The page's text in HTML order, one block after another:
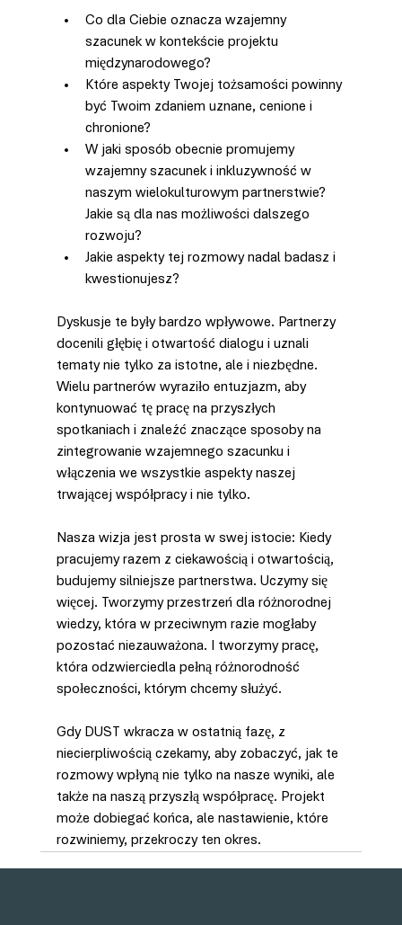
Co dla Ciebie oznacza wzajemny
szacunek w kontekście projektu
międzynarodowego?
Które aspekty Twojej tożsamości powinny
być Twoim zdaniem uznane, cenione i
chronione?
W jaki sposób obecnie promujemy
wzajemny szacunek i inkluzywność w
naszym wielokulturowym partnerstwie?
Jakie są dla nas możliwości dalszego
rozwoju?
Jakie aspekty tej rozmowy nadal badasz i
kwestionujesz?
Dyskusje te były bardzo wpływowe. Partnerzy
docenili głębię i otwartość dialogu i uznali
tematy nie tylko za istotne, ale i niezbędne.
Wielu partnerów wyraziło entuzjazm, aby
kontynuować tę pracę na przyszłych
spotkaniach i znaleźć znaczące sposoby na
zintegrowanie wzajemnego szacunku i
włączenia we wszystkie aspekty naszej
trwającej współpracy i nie tylko.
Nasza wizja jest prosta w swej istocie: Kiedy
pracujemy razem z ciekawością i otwartością,
budujemy silniejsze partnerstwa. Uczymy się
więcej. Tworzymy przestrzeń dla różnorodnej
wiedzy, która w przeciwnym razie mogłaby
pozostać niezauważona. I tworzymy pracę,
która odzwierciedla pełną różnorodność
społeczności, którym chcemy służyć.
Gdy DUST wkracza w ostatnią fazę, z
niecierpliwością czekamy, aby zobaczyć, jak te
rozmowy wpłyną nie tylko na nasze wyniki, ale
także na naszą przyszłą współpracę. Projekt
może dobiegać końca, ale nastawienie, które
rozwiniemy, przekroczy ten okres.